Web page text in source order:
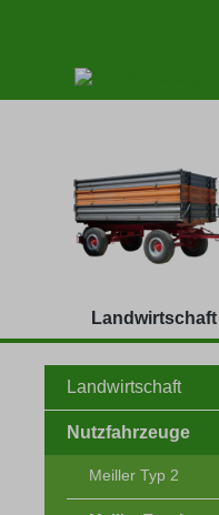
Landwirtschaft
Landwirtschaft
Nutzfahrzeuge
Meiller Typ 2